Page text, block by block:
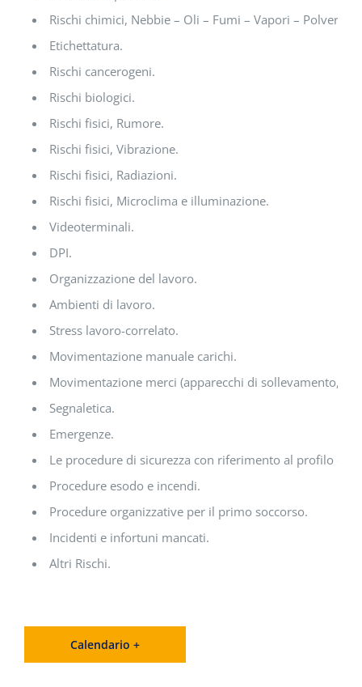
Rischi chimici, Nebbie – Oli – Fumi – Vapori – Polveri.
Etichettatura.
Rischi cancerogeni.
Rischi biologici.
Rischi fisici, Rumore.
Rischi fisici, Vibrazione.
Rischi fisici, Radiazioni.
Rischi fisici, Microclima e illuminazione.
Videoterminali.
DPI.
Organizzazione del lavoro.
Ambienti di lavoro.
Stress lavoro-correlato.
Movimentazione manuale carichi.
Movimentazione merci (apparecchi di sollevamento,
Segnaletica.
Emergenze.
Le procedure di sicurezza con riferimento al profilo di
Procedure esodo e incendi.
Procedure organizzative per il primo soccorso.
Incidenti e infortuni mancati.
Altri Rischi.
Calendario +